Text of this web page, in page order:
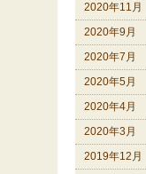
2020年11月
2020年9月
2020年7月
2020年5月
2020年4月
2020年3月
2019年12月